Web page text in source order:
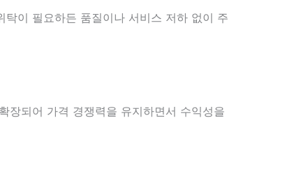
이 필요하든 품질이나 서비스 저하 없이 주
장되어 가격 경쟁력을 유지하면서 수익성을